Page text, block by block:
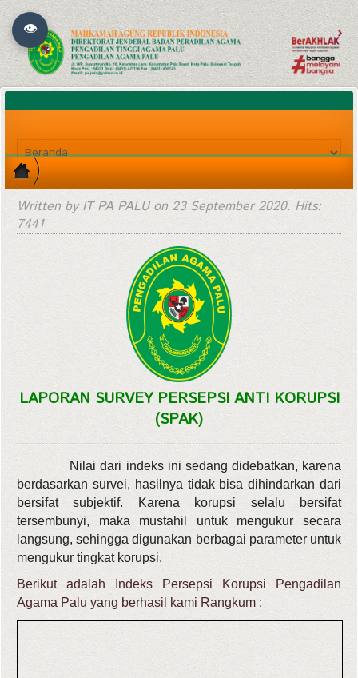
Written by IT PA PALU on 23 September 2020. Hits:
7441
LAPORAN SURVEY PERSEPSI ANTI KORUPSI
(SPAK)
Nilai dari indeks ini sedang didebatkan, karena
berdasarkan survei, hasilnya tidak bisa dihindarkan dari
bersifat subjektif. Karena korupsi selalu bersifat
tersembunyi, maka mustahil untuk mengukur secara
langsung, sehingga digunakan berbagai parameter untuk
mengukur tingkat korupsi.
Berikut adalah Indeks Persepsi Korupsi Pengadilan
Agama Palu yang berhasil kami Rangkum :
👁